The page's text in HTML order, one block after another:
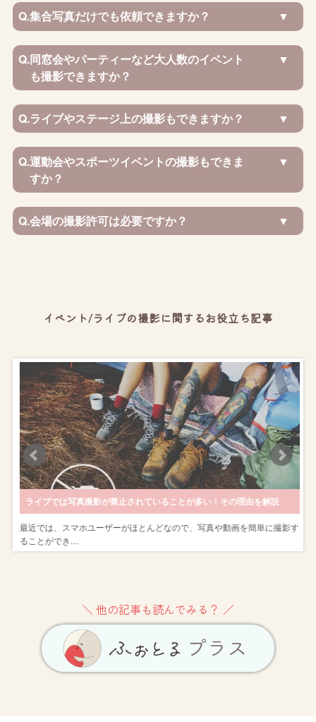
Q.集合写真だけでも依頼できますか？
Q.同窓会やパーティーなど大人数のイベント
も撮影できますか？
Q.ライブやステージ上の撮影もできますか？
Q.運動会やスポーツイベントの撮影もできま
すか？
Q.会場の撮影許可は必要ですか？
イベント/ライブの撮影に関するお役立ち記事
ライブでは写真撮影が禁止されていることが多い！その理由を解説
最近では、スマホユーザーがほとんどなので、写真や動画を簡単に撮影す
ることができ…
＼ 他の記事も読んでみる？ ／